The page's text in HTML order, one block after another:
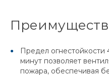
Предел огнестойкости
минут позволяет
пожара, обеспечивая